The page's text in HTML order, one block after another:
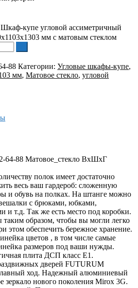
Шкаф-купе угловой ассиметричный
мм с матовым стеклом
88 Категории: Угловые шкафы-купе,
мм, Матовое стекло, угловой
88 Матовое_стекло ВхШхГ
полок имеет достаточно
весь ваш гардероб: сложенную
и обувь на полках. На штанге можно
вешалки с брюками, юбками,
и т.д. Так же есть место под коробки.
образом, чтобы вы могли легко
этом обеспечить бережное хранение.
цветов , в том числе самые
размеров под ваши нужды.
плита ДСП класс E1.
дверей FUTURUM
ход. Надежный алюминиевый
зеркало нового поколения Mirox 3G.